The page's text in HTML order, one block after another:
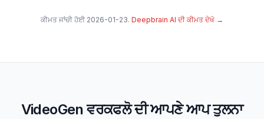
ਕੀਮਤ ਜਾਂਚੀ ਹੋਈ 2026-01-23. Deepbrain AI ਦੀ ਕੀਮਤ ਦੇਖੋ →
VideoGen ਵਰਕਫਲੋ ਦੀ ਆਪਣੇ ਆਪ ਤੁਲਨਾ